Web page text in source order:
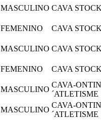
MASCULINO CAVA
FEMENINO CAVA
MASCULINO CAVA
FEMENINO CAVA
MASCULINO
CAVA-
´ATLETISME
MASCULINO
CAVA-
´ATLETISME